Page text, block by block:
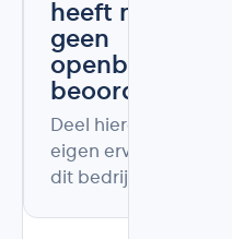
heeft nog
geen
openbare
beoordelingen
Deel hieronder uw
eigen ervaring met
dit bedrijf.